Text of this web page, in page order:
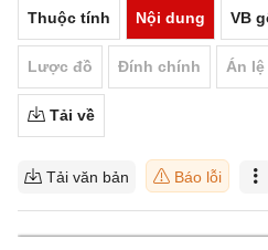
Thuộc tính Nội dung VB
Lược đồ Đính chính Án lệ
Tải về
Tải văn bản Báo lỗi